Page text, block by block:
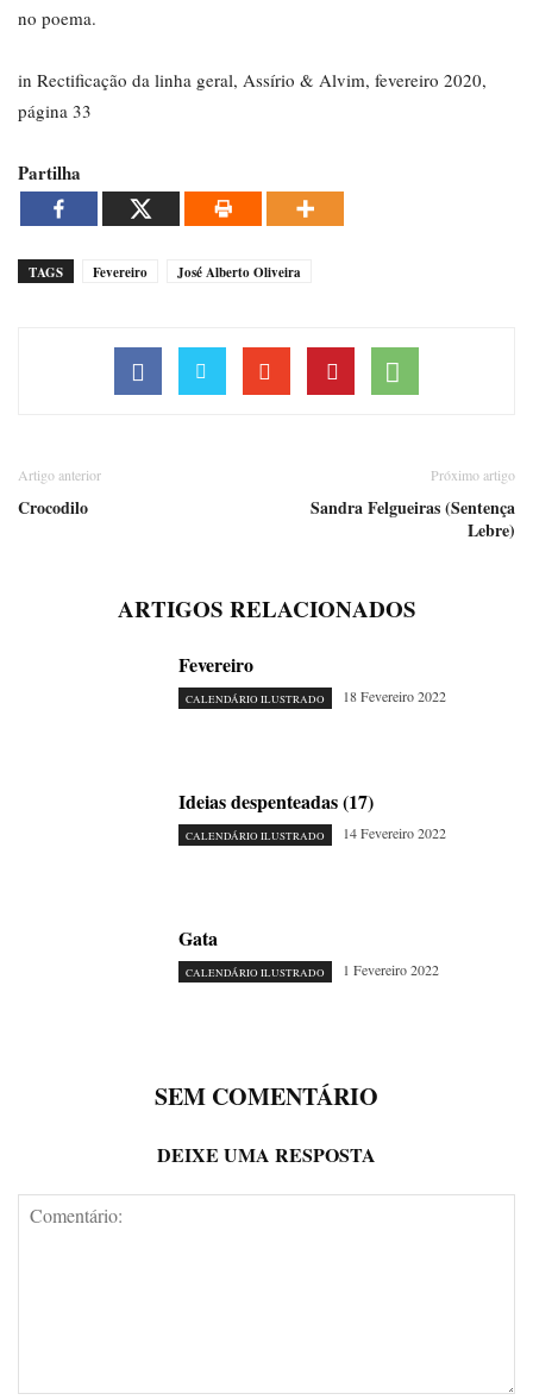
no poema.
in Rectificação da linha geral, Assírio & Alvim, fevereiro 2020,
página 33
Partilha
TAGS Fevereiro José Alberto Oliveira
Artigo anterior
Crocodilo
Próximo artigo
Sandra Felgueiras (Sentença
Lebre)
ARTIGOS RELACIONADOS
Fevereiro
CALENDÁRIO ILUSTRADO 18 Fevereiro 2022
Ideias despenteadas (17)
CALENDÁRIO ILUSTRADO 14 Fevereiro 2022
Gata
CALENDÁRIO ILUSTRADO 1 Fevereiro 2022
SEM COMENTÁRIO
DEIXE UMA RESPOSTA